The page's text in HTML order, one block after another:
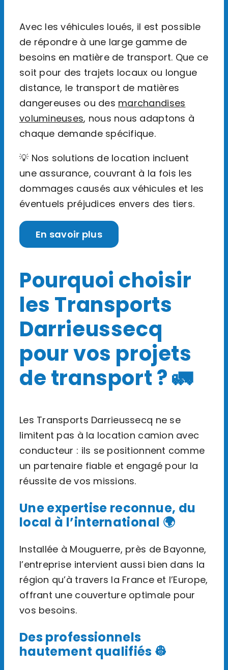
Avec les véhicules loués, il est possible
de répondre à une large gamme de
besoins en matière de transport. Que ce
soit pour des trajets locaux ou longue
distance, le transport de matières
dangereuses ou des marchandises
volumineuses, nous nous adaptons à
chaque demande spécifique.
💡 Nos solutions de location incluent
une assurance, couvrant à la fois les
dommages causés aux véhicules et les
éventuels préjudices envers des tiers.
En savoir plus
Pourquoi choisir
les Transports
Darrieussecq
pour vos projets
de transport ? 🚛
Les Transports Darrieussecq ne se
limitent pas à la location camion avec
conducteur : ils se positionnent comme
un partenaire fiable et engagé pour la
réussite de vos missions.
Une expertise reconnue, du
local à l’international 🌍
Installée à Mouguerre, près de Bayonne,
l’entreprise intervient aussi bien dans la
région qu’à travers la France et l’Europe,
offrant une couverture optimale pour
vos besoins.
Des professionnels
hautement qualifiés 👷